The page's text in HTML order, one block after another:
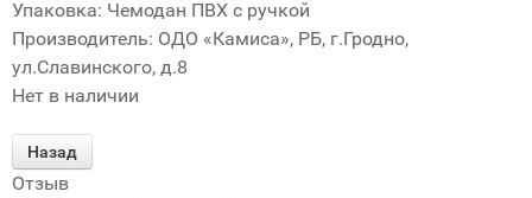
Упаковка: Чемодан ПВХ с ручкой
Производитель: ОДО «Камиса», РБ, г.Гродно,
ул.Славинского, д.8
Нет в наличии
Отзыв